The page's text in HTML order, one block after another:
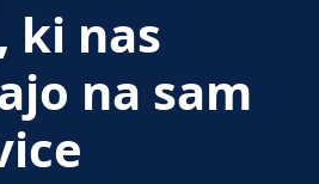
ki nas
na sam